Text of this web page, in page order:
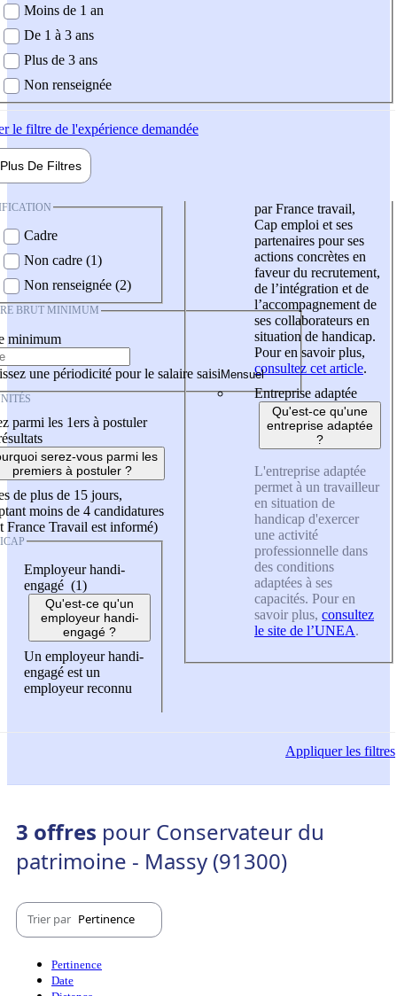
demandée
Moins de 1 an
De 1 à 3 ans
Plus de 3 ans
Non renseignée
le filtre de l'expérience demandée
Plus De Filtres
Cadre
Non cadre (1)
Non renseignée (2)
BRUT MINIMUM
minimum
une périodicité pour le salaire saisi
parmi les 1ers à postuler
serez-vous parmi les
premiers à postuler ?
de plus de 15 jours,
moins de 4 candidatures
France Travail est informé)
Employeur handi-
engagé (1)
Qu'est-ce qu'un
employeur handi-
engagé ?
Un employeur handi-
engagé est un
employeur reconnu
par France travail,
Cap emploi et ses
partenaires pour ses
actions concrètes en
faveur du recrutement,
de l’intégration et de
l’accompagnement de
ses collaborateurs en
situation de handicap.
Pour en savoir plus,
consultez cet article.
Entreprise adaptée
Qu'est-ce qu'une
entreprise adaptée
?
L'entreprise adaptée
permet à un travailleur
en situation de
handicap d'exercer
une activité
professionnelle dans
des conditions
adaptées à ses
capacités. Pour en
savoir plus, consultez
le site de l’UNEA.
Appliquerles filtres
3 offres pour Conservateur du
patrimoine - Massy (91300)
Trier par Pertinence
Pertinence
Date